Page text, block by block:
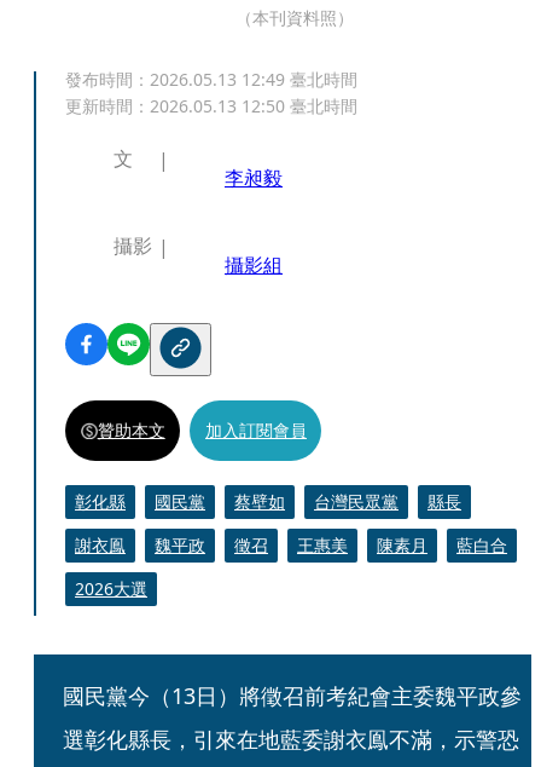
（本刊資料照）
發布時間： 2026.05.13 12:49 臺北時間
更新時間： 2026.05.13 12:50 臺北時間
文
李昶毅
攝影
攝影組
贊助本文 加入訂閱會員
彰化縣 國民黨 蔡壁如 台灣民眾黨
縣長
謝衣鳯
魏平政 徵召 王惠美 陳素月
藍白合
2026大選
國民黨今（13日）將徵召前考紀會主委魏平政參
選彰化縣長，引來在地藍委謝衣鳯不滿，示警恐